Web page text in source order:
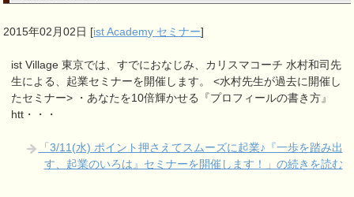
2015年02月02日 [ist Academy セミナー]
ist Village 東京では、すでにおなじみ、カリスマコーチ 水村和司先
生による、起業セミナーを開催します。 <水村先生が過去に開催し
たセミナー> ・あなたを10倍輝かせる『プロフィールの書き方』
htt・・・
「3/11(水) ポイント押さえてスムーズに起業♪『一歩を踏み出
す、起業のいろは』セミナーを開催します！」の続きを読む